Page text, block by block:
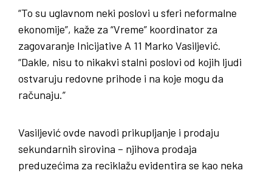
“To su uglavnom neki poslovi u sferi neformalne
ekonomije”, kaže za “Vreme” koordinator za
zagovaranje Inicijative A 11 Marko Vasiljević.
“Dakle, nisu to nikakvi stalni poslovi od kojih ljudi
ostvaruju redovne prihode i na koje mogu da
računaju.”
Vasiljević ovde navodi prikupljanje i prodaju
sekundarnih sirovina – njihova prodaja
preduzećima za reciklažu evidentira se kao neka